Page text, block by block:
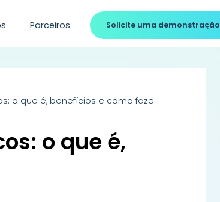
Parceiros Solicite uma demonstração
o que é, benefícios e como fazer
o que é,